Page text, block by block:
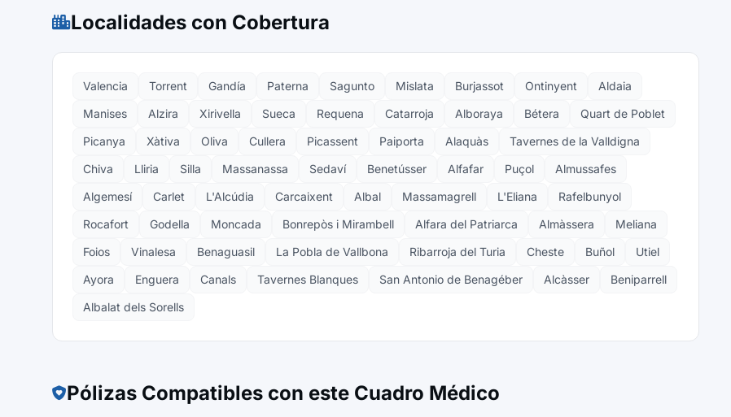
Localidades con Cobertura
Valencia Torrent Gandía Paterna Sagunto Mislata Burjassot Ontinyent
Aldaia
Manises
Alzira Xirivella Sueca Requena Catarroja Alboraya Bétera
Quart de Poblet
Picanya
Xàtiva Oliva Cullera Picassent Paiporta Alaquàs
Tavernes de la Valldigna
Chiva
Lliria Silla Massanassa Sedaví Benetússer Alfafar Puçol
Almussafes
Algemesí
Carlet L'Alcúdia Carcaixent Albal Massamagrell L'Eliana
Rafelbunyol
Rocafort
Godella Moncada Bonrepòs i Mirambell Alfara del Patriarca Almàssera
Meliana
Foios
Vinalesa Benaguasil La Pobla de Vallbona Ribarroja del Turia Cheste Buñol
Utiel
Ayora
Enguera Canals Tavernes Blanques San Antonio de Benagéber Alcàsser
Beniparrell
Albalat dels Sorells
Pólizas Compatibles con este Cuadro Médico